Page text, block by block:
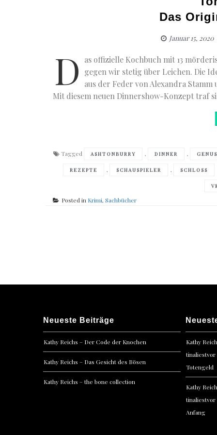
Das
Januar 15, 2020
D
as offizielle Kochbuch mit 13
gegen wir stetig über Leichen. Die
aus der Feder von Alexandra
Mit diesem neuen Dinnershow-Konzept traf
Tagged ASHTONBURRY , DINNER ,
REZEPTE , SCHAUSPIELER , SCHLOSS
Posted in Krimi,Sachbücher
Neueste Beiträge
Kathy Reichs – Der Code der Knochen
Kathy Reichs – Das Gesicht des Bösen
Kathy Reichs – the bone collection
Kathy
tinaliestvor
Totengeld
Kathy
tinaliestvor
Anfang